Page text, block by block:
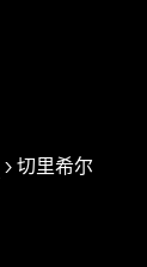
> 切里希尔